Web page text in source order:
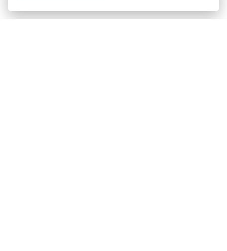
ประเภทธุรกิจไมซ์